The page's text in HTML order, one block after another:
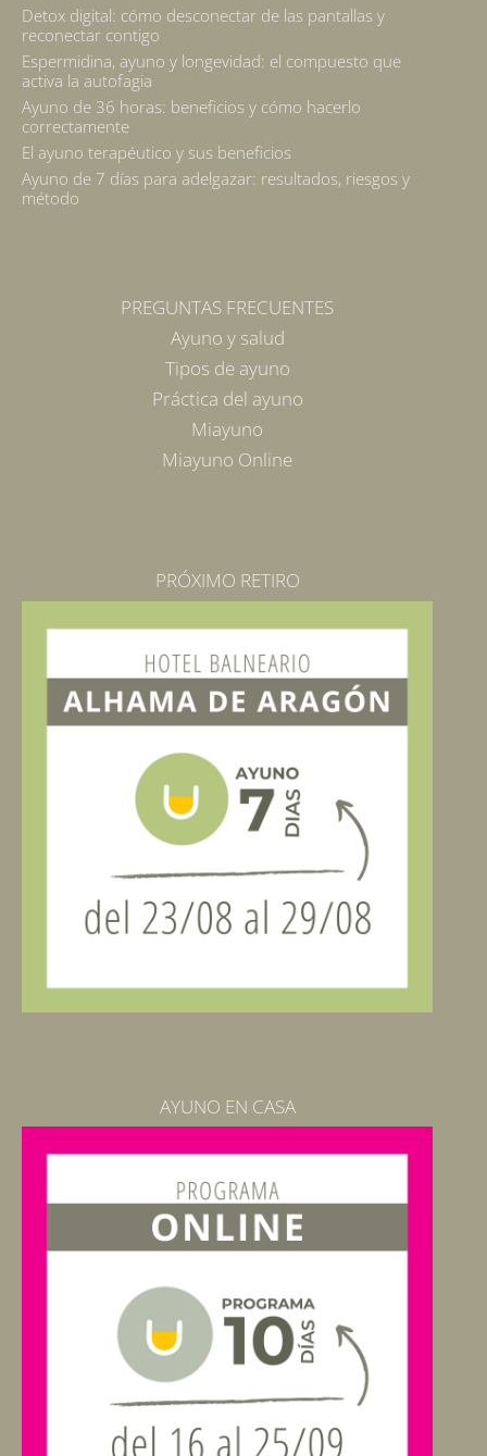
Detox digital: cómo desconectar de las pantallas y
reconectar contigo
Espermidina, ayuno y longevidad: el compuesto que
activa la autofagia
Ayuno de 36 horas: beneficios y cómo hacerlo
correctamente
El ayuno terapéutico y sus beneficios
Ayuno de 7 días para adelgazar: resultados, riesgos y
método
PREGUNTAS FRECUENTES
Ayuno y salud
Tipos de ayuno
Práctica del ayuno
Miayuno
Miayuno Online
PRÓXIMO RETIRO
AYUNO EN CASA